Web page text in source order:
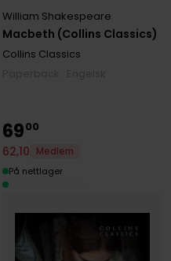
Macbeth (Collins Classics)
William Shakespeare
Collins Classics
6900
62,10
Medlem
På nettlager